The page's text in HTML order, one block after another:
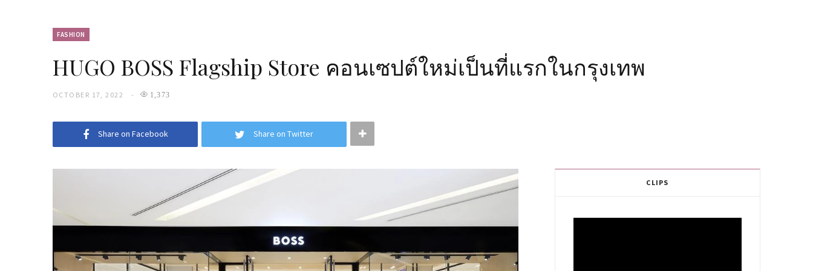
FASHION
HUGO BOSS Flagship Store คอนเซปต์ใหม่เป็นที่แรกในกรุงเทพ
OCTOBER 17, 2022 1,373
Share on Facebook Share on Twitter
CLIPS